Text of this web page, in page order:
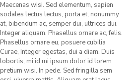
Maecenas wisi. Sed elementum, sapien
sodales lectus lectus, porta et, nonummy
at, bibendum ac, semper dui, ultrices dui.
Integer aliquam. Phasellus ornare ac, felis.
Phasellus ornare eu, posuere cubilia
Curae, Integer egestas, dui a diam. Duis
lobortis, mi id mi ipsum dolor id lorem
pretium wisi. In pede. Sed fringilla sem